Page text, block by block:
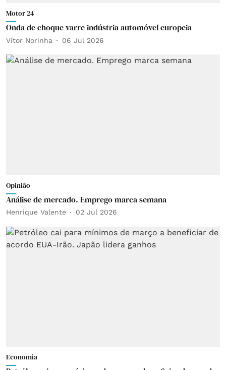
Motor 24
Onda de choque varre indústria automóvel europeia
Vítor Norinha 06 Jul 2026
Opinião
Análise de mercado. Emprego marca semana
Henrique Valente 02 Jul 2026
Economia